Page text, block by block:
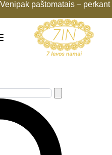
paštomatais – perkant